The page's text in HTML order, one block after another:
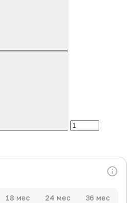
18 мес 24 мес 36 мес